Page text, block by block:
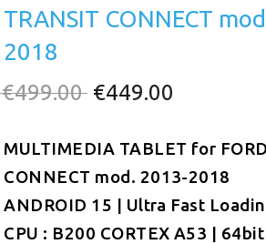
TRANSIT CONNECT
2018
€499.00 Original
was:
€499.00.
€449.00
τιμή
είναι:
€449.00.
MULTIMEDIA TABLET for FORD
CONNECT mod. 2013-2018
ANDROID 15 | Ultra Fast
CPU : B200 CORTEX A53 | 64bit